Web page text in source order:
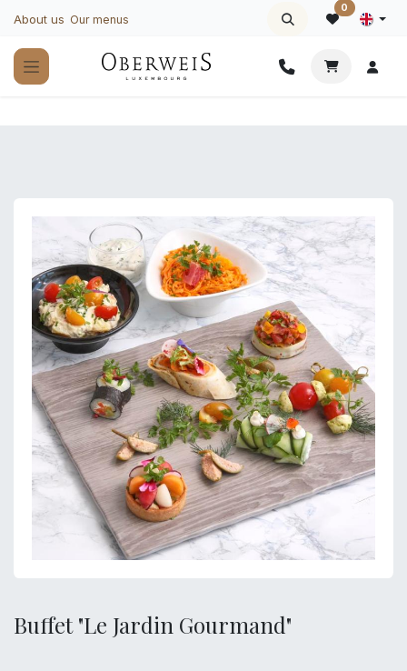
About us Our menus
0
Buffet "Le Jardin Gourmand"